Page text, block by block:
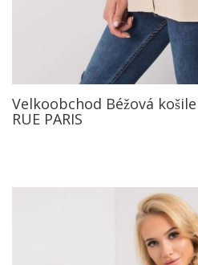
Velkoobchod Béžová
RUE PARIS